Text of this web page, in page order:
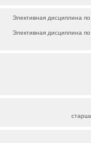
Элективная дисциплина
Элективная дисциплина